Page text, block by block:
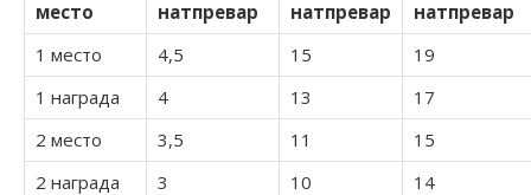
место
натпревар
натпревар
натпревар
1 место
4,5 15
19
1 награда
4 13
17
2 место
3,5 11
15
2 награда
3 10
14